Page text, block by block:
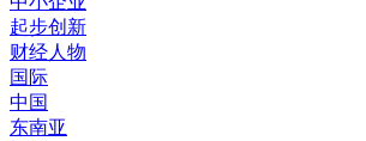
起步创新
财经人物
国际
中国
东南亚